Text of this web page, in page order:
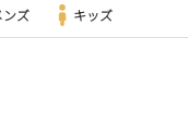
ンズ キッズ